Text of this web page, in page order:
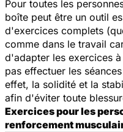
Pour toutes les
boîte peut être un outil
d'exercices complets
comme dans le travail
d'adapter les exercices
pas effectuer les
effet, la solidité et la
afin d'éviter toute
Exercices pour les
renforcement